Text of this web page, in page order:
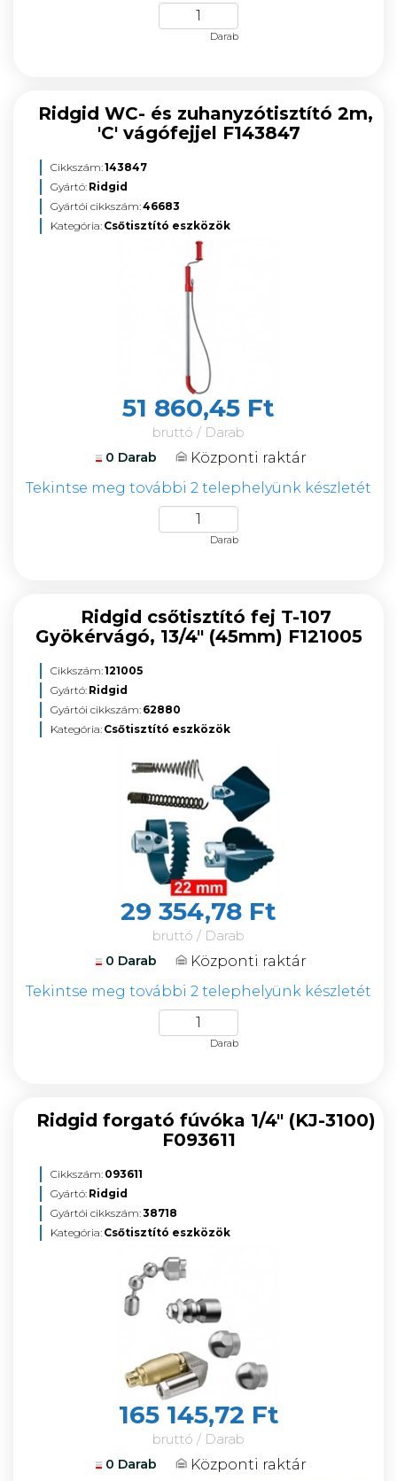
Darab
Ridgid WC- és zuhanyzótisztító 2m,
'C' vágófejjel F143847
Cikkszám:143847
Gyártó: Ridgid
Gyártói cikkszám:46683
Kategória: Csőtisztító eszközök
51 860,45 Ft
bruttó / Darab
0 Darab
Központi raktár
Tekintse meg további 2 telephelyünk készletét
Darab
Ridgid csőtisztító fej T-107
Gyökérvágó, 13/4" (45mm) F121005
Cikkszám:121005
Gyártó: Ridgid
Gyártói cikkszám: 62880
Kategória: Csőtisztító eszközök
29 354,78 Ft
bruttó / Darab
0 Darab
Központi raktár
Tekintse meg további 2 telephelyünk készletét
Darab
Ridgid forgató fúvóka 1/4" (KJ-3100)
F093611
Cikkszám: 093611
Gyártó: Ridgid
Gyártói cikkszám:38718
Kategória: Csőtisztító eszközök
165 145,72 Ft
bruttó / Darab
0 Darab
Központi raktár